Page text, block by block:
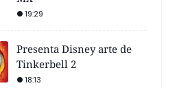
19:29
Presenta Disney arte de
Tinkerbell 2
18:13